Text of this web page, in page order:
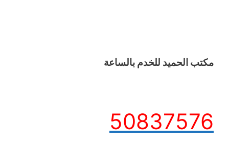
مكتب الحميد للخدم بالساعة
50837576